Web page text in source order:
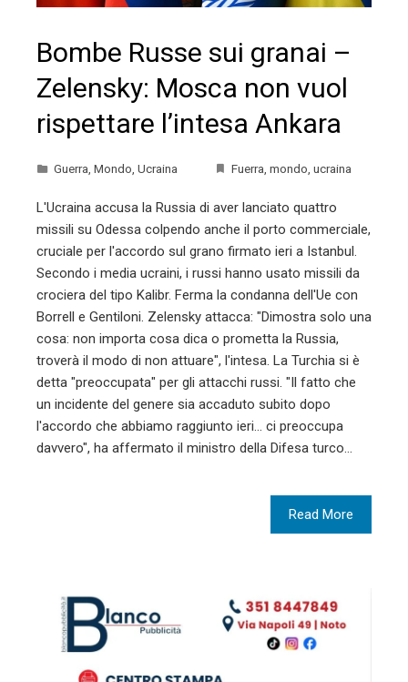
Bombe Russe sui granai –
Zelensky: Mosca non vuol
rispettare l’intesa Ankara
Guerra, Mondo, Ucraina Fuerra, mondo, ucraina
L'Ucraina accusa la Russia di aver lanciato quattro
missili su Odessa colpendo anche il porto commerciale,
cruciale per l'accordo sul grano firmato ieri a Istanbul.
Secondo i media ucraini, i russi hanno usato missili da
crociera del tipo Kalibr. Ferma la condanna dell'Ue con
Borrell e Gentiloni. Zelensky attacca: "Dimostra solo una
cosa: non importa cosa dica o prometta la Russia,
troverà il modo di non attuare", l'intesa. La Turchia si è
detta "preoccupata" per gli attacchi russi. "Il fatto che
un incidente del genere sia accaduto subito dopo
l'accordo che abbiamo raggiunto ieri... ci preoccupa
davvero", ha affermato il ministro della Difesa turco…
Read More